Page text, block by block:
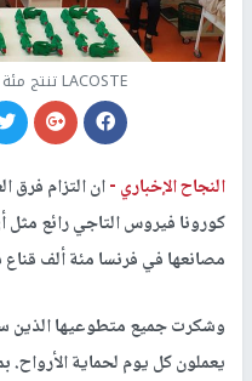
LACOSTE تنتج مئة ألف قناع واق من الكورونا
النجاح الإخباري -ان التزام فرق
كورونا فيروس التاجي رائع
مصانعها في فرنسا مئة ألف
وشكرت جميع متطوعيها الذين
يعملون كل يوم لحماية الأرواح.